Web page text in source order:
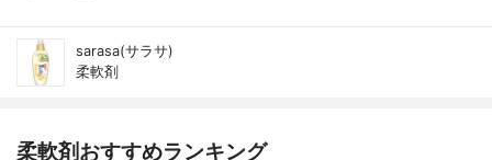
sarasa(サラサ)
柔軟剤
柔軟剤おすすめランキング